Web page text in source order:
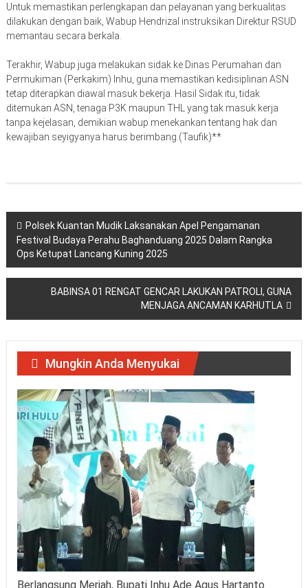
Untuk memastikan perlengkapan dan pelayanan yang berkualitas
dilakukan dengan baik, Wabup Hendrizal instruksikan Direktur RSUD
memantau secara berkala.
Terakhir, Wabup juga melakukan sidak ke Dinas Perumahan dan
Permukiman (Perkakim) Inhu, guna memastikan kedisiplinan ASN
tetap diterapkan diawal masuk bekerja. Hasil Sidak itu, tidak
ditemukan ASN, tenaga P3K maupun THL yang tak masuk kerja
tanpa kejelasan, demikian wabup menekankan tentang hak dan
kewajiban seyigyanya harus berimbang.(Taufik)**
Navigasi
pos
Polsek Kuantan Mudik Laksanakan Apel Pengamanan
Festival Budaya Perahu Baghanduang 2025 Dalam Rangka
Ops Ketupat Lancang Kuning 2025
BABINSA 01 RENGAT GENCAR LAKUKAN PATROLI, GUNA
MENJAGA ANCAMAN KARHUTLA
Mungkin Anda Menyukai
Berlangsung Meriah, Bupati Inhu Ade Agus Hartanto